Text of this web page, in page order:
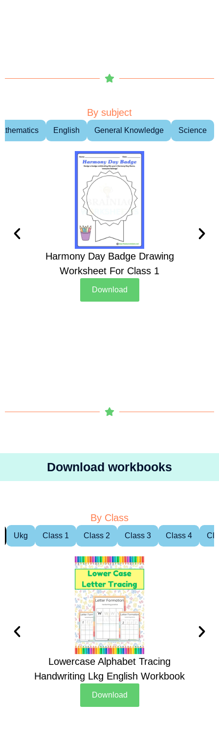
By subject
English General Knowledge Science
Harmony Day Badge Drawing
Worksheet For Class 1
Download
Download workbooks
By Class
Ukg Class 1 Class 2 Class 3 Class 4
Lowercase Alphabet Tracing
Handwriting Lkg English Workbook
Download